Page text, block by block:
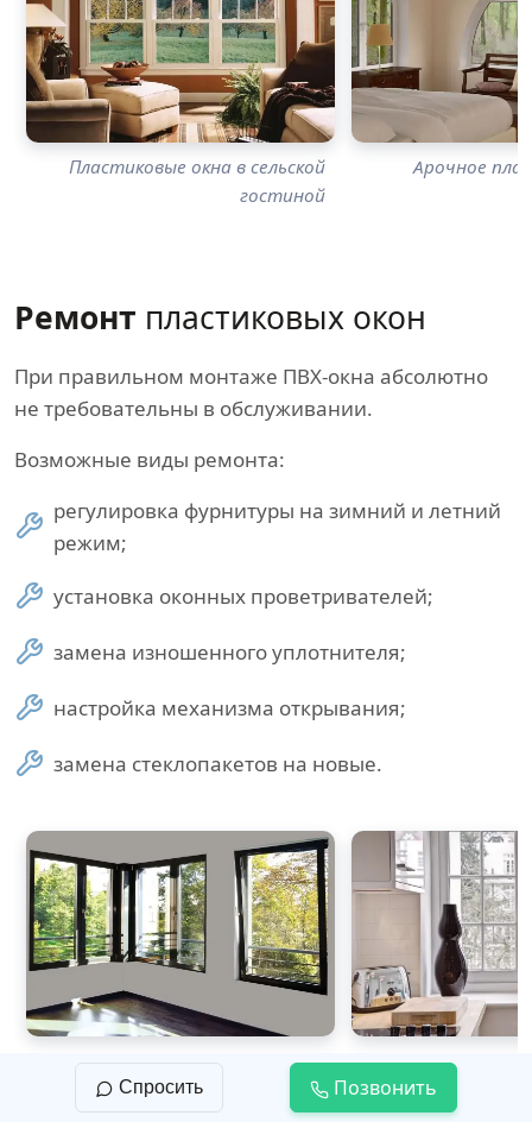
Пластиковые окна в сельской
гостиной
Арочное
Ремонт пластиковых окон
При правильном монтаже ПВХ-окна абсолютно
не требовательны в обслуживании.
Возможные виды ремонта:
регулировка фурнитуры на зимний и летний
режим;
установка оконных проветривателей;
замена изношенного уплотнителя;
настройка механизма открывания;
замена стеклопакетов на новые.
Цветные пластиковые окна Пластиковое
Спросить Позвонить